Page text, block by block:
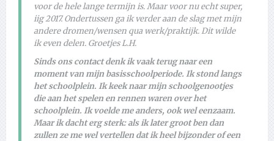
voor de hele lange termijn is. Maar voor nu echt super,
iig 2017. Ondertussen ga ik verder aan de slag met mijn
andere dromen/wensen qua werk/praktijk. Dit wilde
ik even delen. Groetjes L.H.
Sinds ons contact denk ik vaak terug naar een
moment van mijn basisschoolperiode. Ik stond langs
het schoolplein. Ik keek naar mijn schoolgenootjes
die aan het spelen en rennen waren over het
schoolplein. Ik voelde me anders, ook wel eenzaam.
Maar ik dacht erg sterk: als ik later groot ben dan
zullen ze me wel vertellen dat ik heel bijzonder of een